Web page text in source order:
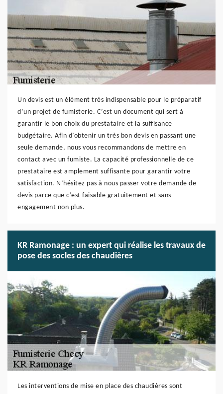
Un devis est un élément très indispensable pour le préparatif
d’un projet de fumisterie. C’est un document qui sert à
garantir le bon choix du prestataire et la suffisance
budgétaire. Afin d’obtenir un très bon devis en passant une
seule demande, nous vous recommandons de mettre en
contact avec un fumiste. La capacité professionnelle de ce
prestataire est amplement suffisante pour garantir votre
satisfaction. N’hésitez pas à nous passer votre demande de
devis parce que c’est faisable gratuitement et sans
engagement non plus.
KR Ramonage : un expert qui réalise les travaux de
pose des socles des chaudières
Les interventions de mise en place des chaudières sont